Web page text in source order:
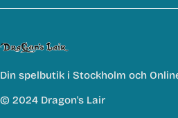
Din spelbutik i Stockholm och
© 2024 Dragon's Lair